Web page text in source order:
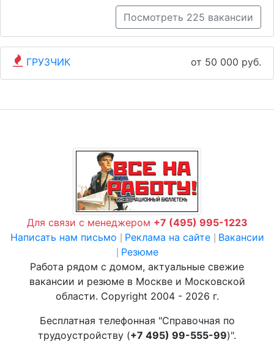
Посмотреть 225 вакансии
ГРУЗЧИК от 50 000 руб.
Для связи с менеджером +7 (495) 995-1223
Написать нам письмо
Реклама на сайте Вакансии
Резюме
Работа рядом с домом, актуальные свежие
вакансии и резюме в Москве и Московской
области. Copyright 2004 - 2026 г.
Бесплатная телефонная "Справочная по
трудоустройству (+7 495) 99-555-99)".